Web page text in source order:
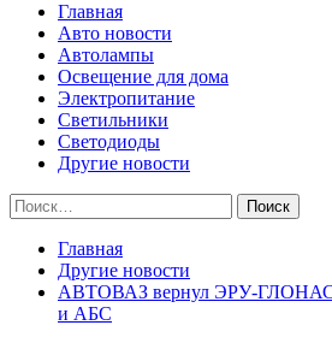
Главная
Авто новости
Автолампы
Освещение для дома
Электропитание
Светильники
Светодиоды
Другие новости
Найти:
Главная
Другие новости
АВТОВАЗ вернул ЭРУ-
и АБС